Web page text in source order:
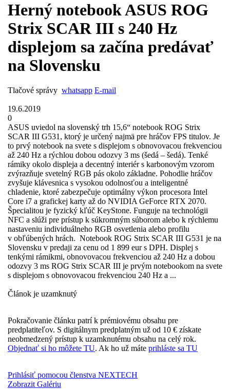
Herný notebook ASUS ROG
Strix SCAR III s 240 Hz
displejom sa začína predávať
na Slovensku
Tlačové správy whatsapp E-mail
19.6.2019
0
ASUS uviedol na slovenský trh 15,6“ notebook ROG Strix
SCAR III G531, ktorý je určený najmä pre hráčov FPS titulov. Je
to prvý notebook na svete s displejom s obnovovacou frekvenciou
až 240 Hz a rýchlou dobou odozvy 3 ms (šedá – šedá). Tenké
rámiky okolo displeja a decentný interiér s karbonovým vzorom
zvýrazňuje svetelný RGB pás okolo základne. Pohodlie hráčov
zvyšuje klávesnica s vysokou odolnosťou a inteligentné
chladenie, ktoré zabezpečuje optimálny výkon procesora Intel
Core i7 a grafickej karty až do NVIDIA GeForce RTX 2070.
Špecialitou je fyzický kľúč KeyStone. Funguje na technológii
NFC a slúži pre prístup k súkromným súborom alebo k rýchlemu
nastaveniu individuálneho RGB osvetlenia alebo profilu
v obľúbených hrách. Notebook ROG Strix SCAR III G531 je na
Slovensku v predaji za cenu od 1 899 eur s DPH. Displej s
tenkými rámikmi, obnovovacou frekvenciou až 240 Hz a dobou
odozvy 3 ms ROG Strix SCAR III je prvým notebookom na svete
s displejom s obnovovacou frekvenciou 240 Hz a ...
Článok je uzamknutý
Pokračovanie článku patrí k prémiovému obsahu pre
predplatiteľov. S digitálnym predplatným už od 10 € získate
neobmedzený prístup k uzamknutému obsahu na celý rok.
Objednať si ho môžete TU. Ak ho už máte prihláste sa TU
Prihlásiť pomocou členstva NEXTECH
Zobrazit Galériu